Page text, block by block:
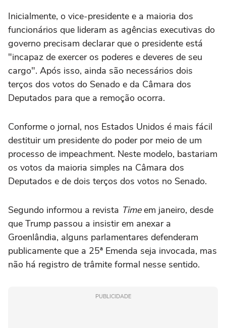
Inicialmente, o vice-presidente e a maioria dos
funcionários que lideram as agências executivas do
governo precisam declarar que o presidente está
"incapaz de exercer os poderes e deveres de seu
cargo". Após isso, ainda são necessários dois
terços dos votos do Senado e da Câmara dos
Deputados para que a remoção ocorra.
Conforme o jornal, nos Estados Unidos é mais fácil
destituir um presidente do poder por meio de um
processo de impeachment. Neste modelo, bastariam
os votos da maioria simples na Câmara dos
Deputados e de dois terços dos votos no Senado.
Segundo informou a revista Time em janeiro, desde
que Trump passou a insistir em anexar a
Groenlândia, alguns parlamentares defenderam
publicamente que a 25ª Emenda seja invocada, mas
não há registro de trâmite formal nesse sentido.
PUBLICIDADE